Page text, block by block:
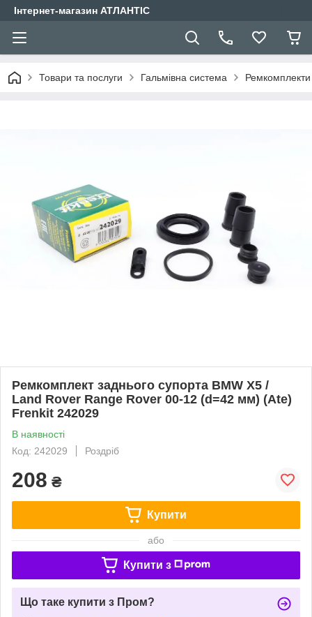
Інтернет-магазин АТЛАНТІС
Товари та послуги Гальмівна система Ремкомплекти
Ремкомплект заднього супорта BMW X5 /
Land Rover Range Rover 00-12 (d=42 мм) (Ate)
Frenkit 242029
В наявності
Код: 242029
Роздріб
208 ₴
Купити
або
Купити з
Що таке купити з Пром?